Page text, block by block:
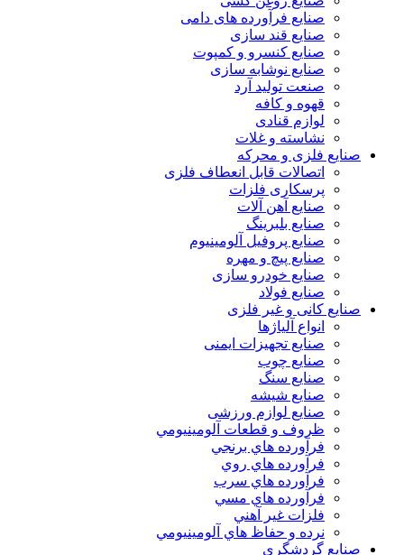
صنایع فرآورده های دامی
صنایع قند سازی
صنایع کنسرو و کمپوت
صنایع نوشابه سازی
صنعت تولید آرد
قهوه و کافه
لوازم قنادی
نشاسته و غلات
صنایع فلزی و محرکه
اتصالات قابل انعطاف فلزی
پرسکاری فلزات
صنایع آهن آلات
صنایع بلبرینگ
صنایع پروفیل آلومینیوم
صنایع پیچ و مهره
صنایع خودرو سازی
صنایع فولاد
صنایع کانی و غیر فلزی
انواع آلياژها
صنایع تجهیزات ایمنی
صنایع چوب
صنایع سنگ
صنایع شیشه
صنایع لوازم ورزشی
ظروف و قطعات آلومينيومي
فرآورده هاي برنجي
فرآورده هاي روي
فرآورده هاي سرب
فرآورده هاي مسي
فلزات غير آهني
نرده و حفاظ هاي آلومينيومي
صنایع گردشگری